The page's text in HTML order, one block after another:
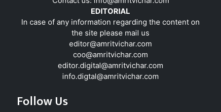
EDITORIAL
In case of any information regarding the content on
the site please mail us
editor@amritvichar.com
coo@amritvichar.com
editor.digital@amritvichar.com
info.digtal@amritvichar.com
Follow Us